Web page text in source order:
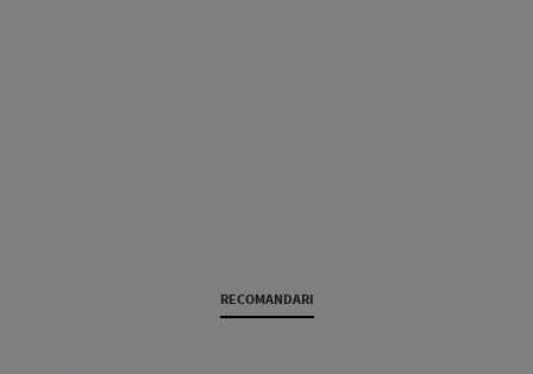
RECOMANDARI